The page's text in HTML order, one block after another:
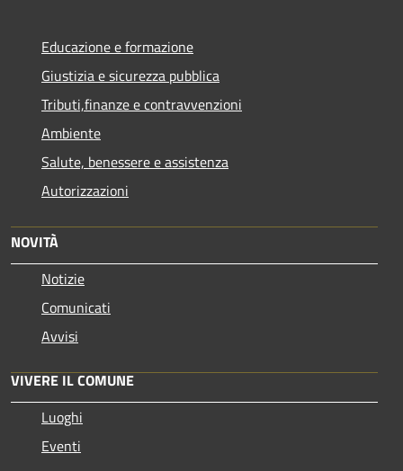
Educazione e formazione
Giustizia e sicurezza pubblica
Tributi,finanze e contravvenzioni
Ambiente
Salute, benessere e assistenza
Autorizzazioni
NOVITÀ
Notizie
Comunicati
Avvisi
VIVERE IL COMUNE
Luoghi
Eventi